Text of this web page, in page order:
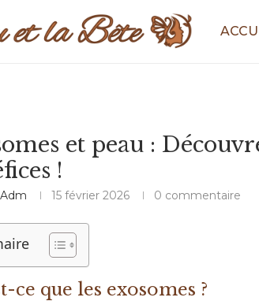
et peau :
!
Adm 15 février 2026 0 commentaire
ce que les exosomes ?